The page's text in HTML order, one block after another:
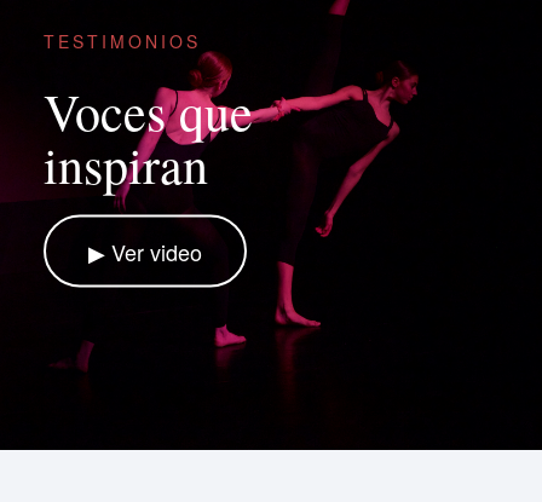
TESTIMONIOS
Voces que
inspiran
▶ Ver video